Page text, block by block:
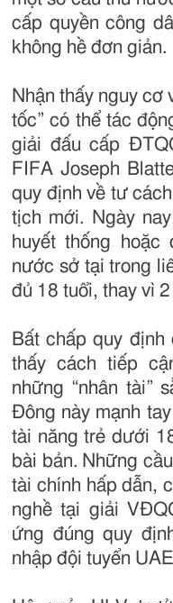
cấp quyền công
không hề đơn giản.
Nhận thấy nguy cơ
tốc” có thể tác
giải đấu cấp
FIFA Joseph
quy định về tư
tịch mới. Ngày
huyết thống
nước sở tại trong
đủ 18 tuổi, thay vì
Bất chấp quy
thấy cách tiếp
những “nhân tài”
Đông này mạnh
tài năng trẻ dưới
bài bản. Những
tài chính hấp dẫn,
nghề tại giải
ứng đúng quy
nhập đội tuyển